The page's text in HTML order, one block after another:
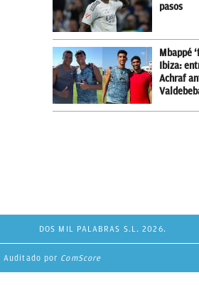
pasos
Mbappé
Ibiza:
Achraf
DOS MIL PALABRAS S.L. 2026.
Auditado por ComScore